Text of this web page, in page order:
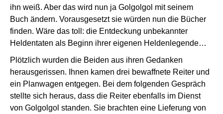
ihn weiß. Aber das wird nun ja Golgolgol mit seinem
Buch ändern. Vorausgesetzt sie würden nun die Bücher
finden. Wäre das toll: die Entdeckung unbekannter
Heldentaten als Beginn ihrer eigenen Heldenlegende…
Plötzlich wurden die Beiden aus ihren Gedanken
herausgerissen. Ihnen kamen drei bewaffnete Reiter und
ein Planwagen entgegen. Bei dem folgenden Gespräch
stellte sich heraus, dass die Reiter ebenfalls im Dienst
von Golgolgol standen. Sie brachten eine Lieferung von